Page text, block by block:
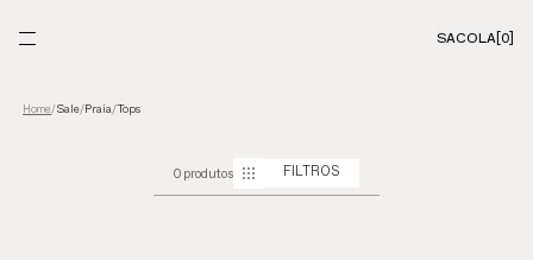
SACOLA[0]
Home/ Sale/Praia/Tops
0 produtos FILTROS